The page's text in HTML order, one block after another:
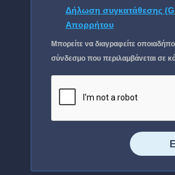
Δήλωση συγκατάθεσης
Απορρήτου
Μπορείτε να διαγραφείτε
σύνδεσμο που περιλαμβάνεται σε